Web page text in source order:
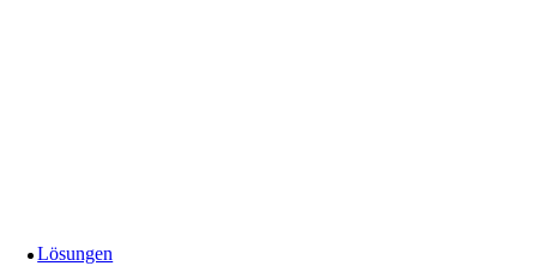
Lösungen